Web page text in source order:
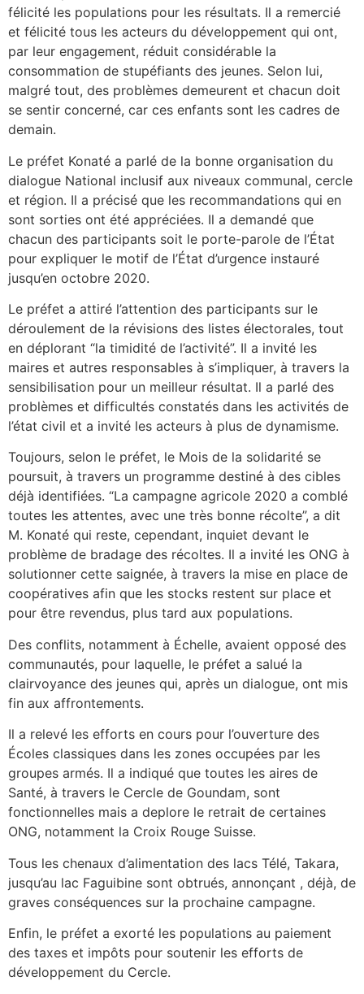
félicité les populations pour les résultats. Il a remercié
et félicité tous les acteurs du développement qui ont,
par leur engagement, réduit considérable la
consommation de stupéfiants des jeunes. Selon lui,
malgré tout, des problèmes demeurent et chacun doit
se sentir concerné, car ces enfants sont les cadres de
demain.
Le préfet Konaté a parlé de la bonne organisation du
dialogue National inclusif aux niveaux communal, cercle
et région. Il a précisé que les recommandations qui en
sont sorties ont été appréciées. Il a demandé que
chacun des participants soit le porte-parole de l’État
pour expliquer le motif de l’État d’urgence instauré
jusqu’en octobre 2020.
Le préfet a attiré l’attention des participants sur le
déroulement de la révisions des listes électorales, tout
en déplorant “la timidité de l’activité”. Il a invité les
maires et autres responsables à s’impliquer, à travers la
sensibilisation pour un meilleur résultat. Il a parlé des
problèmes et difficultés constatés dans les activités de
l’état civil et a invité les acteurs à plus de dynamisme.
Toujours, selon le préfet, le Mois de la solidarité se
poursuit, à travers un programme destiné à des cibles
déjà identifiées. “La campagne agricole 2020 a comblé
toutes les attentes, avec une très bonne récolte”, a dit
M. Konaté qui reste, cependant, inquiet devant le
problème de bradage des récoltes. Il a invité les ONG à
solutionner cette saignée, à travers la mise en place de
coopératives afin que les stocks restent sur place et
pour être revendus, plus tard aux populations.
Des conflits, notamment à Échelle, avaient opposé des
communautés, pour laquelle, le préfet a salué la
clairvoyance des jeunes qui, après un dialogue, ont mis
fin aux affrontements.
Il a relevé les efforts en cours pour l’ouverture des
Écoles classiques dans les zones occupées par les
groupes armés. Il a indiqué que toutes les aires de
Santé, à travers le Cercle de Goundam, sont
fonctionnelles mais a deplore le retrait de certaines
ONG, notamment la Croix Rouge Suisse.
Tous les chenaux d’alimentation des lacs Télé, Takara,
jusqu’au lac Faguibine sont obtrués, annonçant , déjà, de
graves conséquences sur la prochaine campagne.
Enfin, le préfet a exorté les populations au paiement
des taxes et impôts pour soutenir les efforts de
développement du Cercle.